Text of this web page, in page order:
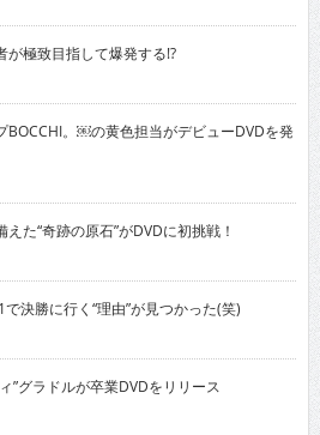
極致目指して爆発する!?
。￼の黄色担当がデビューDVDを発
た“奇跡の原石”がDVDに初挑戦！
決勝に行く“理由”が見つかった(笑)
グラドルが卒業DVDをリリース